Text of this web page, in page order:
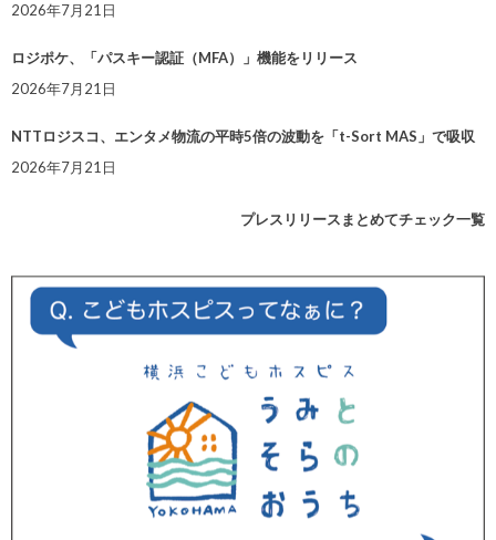
2026年7月21日
ロジポケ、「パスキー認証（MFA）」機能をリリース
2026年7月21日
NTTロジスコ、エンタメ物流の平時5倍の波動を「t-Sort MAS」で吸収
2026年7月21日
プレスリリースまとめてチェック一覧